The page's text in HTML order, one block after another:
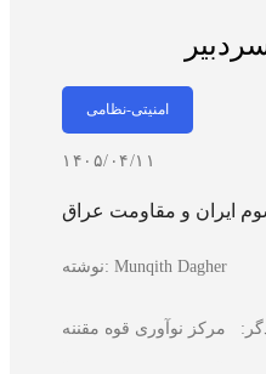
امنیتی-نظامی
۱۴۰۵/۰۴/۱۱
ایران و مقاومت عراق
نوشته:Munqith Dagher
مرکز نوآوری قوه مقننه